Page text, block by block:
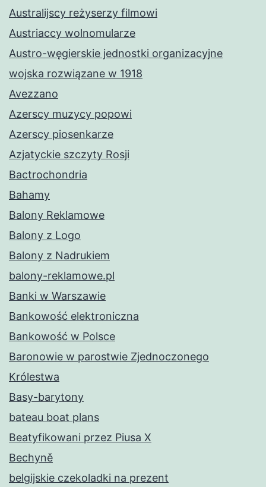
Australijscy reżyserzy filmowi
Austriaccy wolnomularze
Austro-węgierskie jednostki organizacyjne
wojska rozwiązane w 1918
Avezzano
Azerscy muzycy popowi
Azerscy piosenkarze
Azjatyckie szczyty Rosji
Bactrochondria
Bahamy
Balony Reklamowe
Balony z Logo
Balony z Nadrukiem
balony-reklamowe.pl
Banki w Warszawie
Bankowość elektroniczna
Bankowość w Polsce
Baronowie w parostwie Zjednoczonego
Królestwa
Basy-barytony
bateau boat plans
Beatyfikowani przez Piusa X
Bechyně
belgijskie czekoladki na prezent